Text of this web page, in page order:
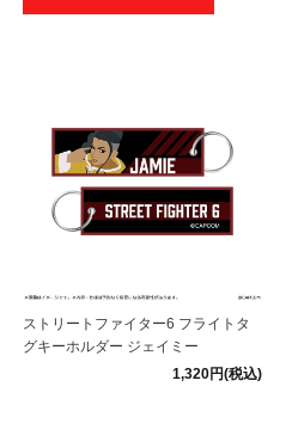
ストリートファイター6 フライトタ
グキーホルダー ジェイミー
1,320円(税込)